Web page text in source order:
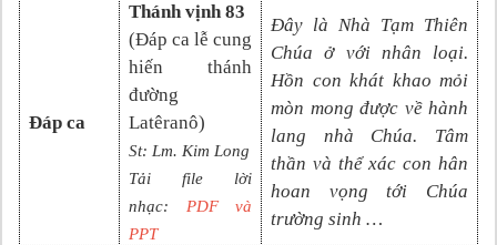
Đáp ca
Thánh vịnh83
(Đáp ca lễ cung
hiến thánh
đường
Latêranô)
St: Lm. Kim Long
Tải file lời
nhạc: PDF và
PPT
Đây là Nhà Tạm Thiên
Chúa ở với nhân loại.
Hồn con khát khao mỏi
mòn mong được về hành
lang nhà Chúa. Tâm
thần và thể xác con hân
hoan vọng tới Chúa
trường sinh …